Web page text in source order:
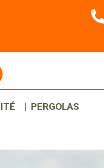
PERGOLAS